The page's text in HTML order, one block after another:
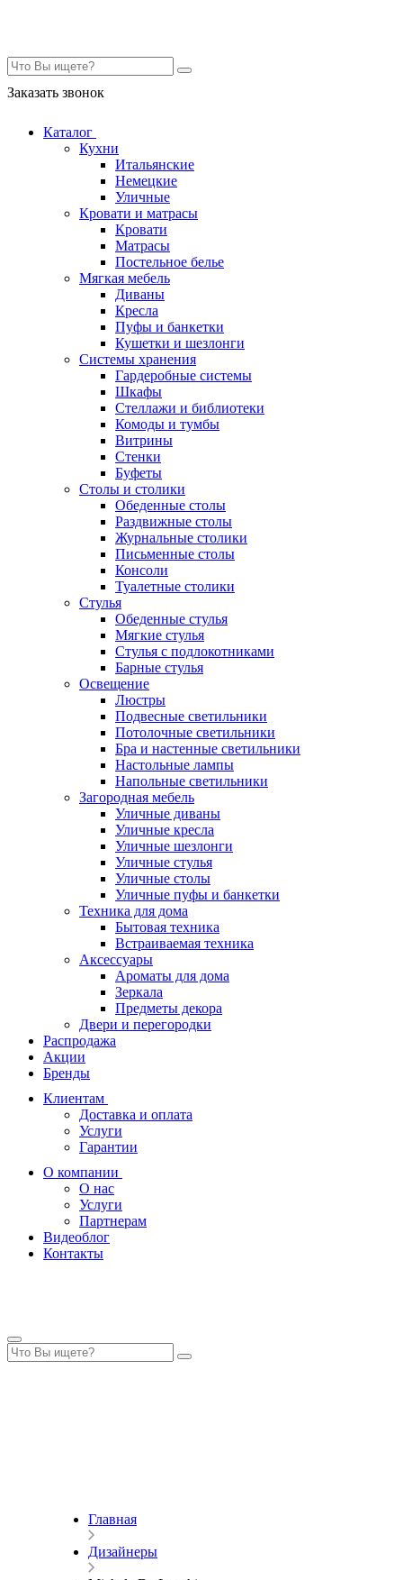
Заказать звонок
Каталог
Кухни
Итальянские
Немецкие
Уличные
Кровати и матрасы
Кровати
Матрасы
Постельное белье
Мягкая мебель
Диваны
Кресла
Пуфы и банкетки
Кушетки и шезлонги
Системы хранения
Гардеробные системы
Шкафы
Стеллажи и библиотеки
Комоды и тумбы
Витрины
Стенки
Буфеты
Столы и столики
Обеденные столы
Раздвижные столы
Журнальные столики
Письменные столы
Консоли
Туалетные столики
Стулья
Обеденные стулья
Мягкие стулья
Стулья с подлокотниками
Барные стулья
Освещение
Люстры
Подвесные светильники
Потолочные светильники
Бра и настенные светильники
Настольные лампы
Напольные светильники
Загородная мебель
Уличные диваны
Уличные кресла
Уличные шезлонги
Уличные стулья
Уличные столы
Уличные пуфы и банкетки
Техника для дома
Бытовая техника
Встраиваемая техника
Аксессуары
Ароматы для дома
Зеркала
Предметы декора
Двери и перегородки
Распродажа
Акции
Бренды
Клиентам
Доставка и оплата
Услуги
Гарантии
О компании
О нас
Услуги
Партнерам
Видеоблог
Контакты
Главная
Дизайнеры